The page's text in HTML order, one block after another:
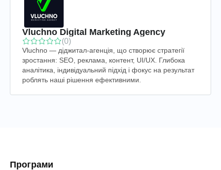
Vluchno Digital Marketing Agency
(0)
Vluchno — діджитал-агенція, що створює стратегії
зростання: SEO, реклама, контент, UI/UX. Глибока
аналітика, індивідуальний підхід і фокус на результат
роблять наші рішення ефективними.
Програми